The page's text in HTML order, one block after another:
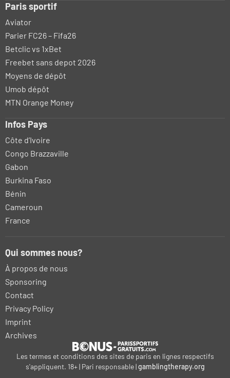
Paris sportif
Aviator
Parier FC26 – Fifa26
Betclic vs 1xBet
Freebet sans depot 2026
Moyens de dépôt
Umob dépôt
MTN Orange Money
Infos Pays
Côte d’Ivoire
Congo Brazzaville
Gabon
Burkina Faso
Bénin
Cameroun
France
Qui sommes nous?
À propos de nous
Sponsoring
Contact
Privacy Policy
Imprint
Archives
Les termes et conditions des sites de paris en lignes respectifs
s'appliquent. 18+ | Pari responsable |gamblingtherapy.org